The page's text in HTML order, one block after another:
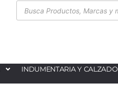
INDUMENTARIA Y CALZADO